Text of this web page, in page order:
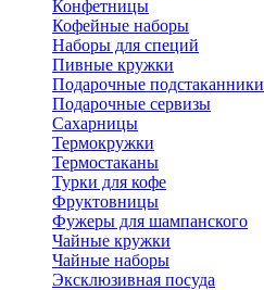
Конфетницы
Кофейные наборы
Наборы для специй
Пивные кружки
Подарочные подстаканники
Подарочные сервизы
Сахарницы
Термокружки
Термостаканы
Турки для кофе
Фруктовницы
Фужеры для шампанского
Чайные кружки
Чайные наборы
Эксклюзивная посуда